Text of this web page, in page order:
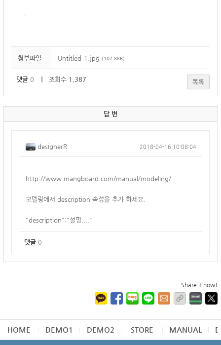
-
첨부파일 Untitled-1.jpg (102.8KB)
댓글 0 ｜ 조회수 1,387 목록
답 변
designerR 2018-04-16 10:08:04
http://www.mangboard.com/manual/modeling/
모델링에서 description 속성을 추가 하세요.
"description":"설명...."
댓글 0
Share it now!
HOME DEMO1 DEMO2 STORE MANUAL